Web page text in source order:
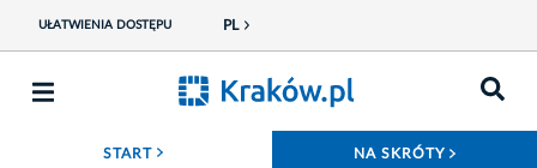
UŁATWIENIA DOSTĘPU PL
START NA SKRÓTY